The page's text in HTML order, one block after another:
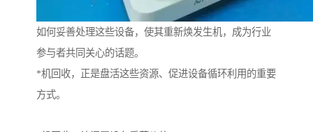
如何妥善处理这些设备，使其重新焕发生机，成为行业
参与者共同关心的话题。
*机回收，正是盘活这些资源、促进设备循环利用的重要
方式。